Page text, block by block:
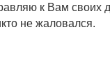
к Вам своих
не жаловался.